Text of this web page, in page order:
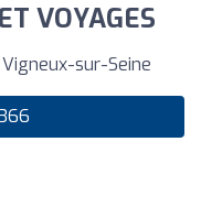
VOYAGES
Vigneux-sur-Seine